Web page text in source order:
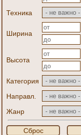
Техника
Ширина
Высота
Категория
Направл.
Жанр
Сброс